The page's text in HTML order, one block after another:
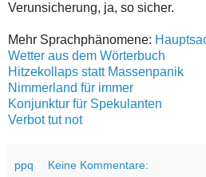
Verunsicherung, ja, so sicher.
Mehr Sprachphänomene:
Wetter aus dem Wörterbuch
Hitzekollaps statt Massenpanik
Nimmerland für immer
Konjunktur für Spekulanten
Verbot tut not
ppq Keine Kommentare: